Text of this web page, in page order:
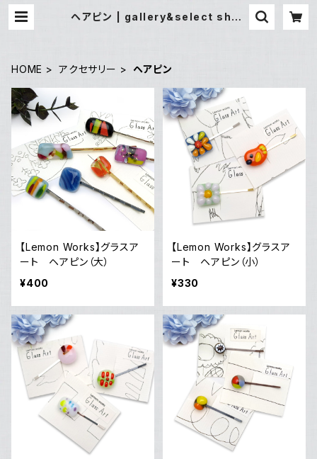
ヘアピン | gallery&select shop
HOME アクセサリー ヘアピン
【Lemon Works】グラスア
ート ヘアピン（大）
¥400
【Lemon Works】グラスア
ート ヘアピン（小）
¥330